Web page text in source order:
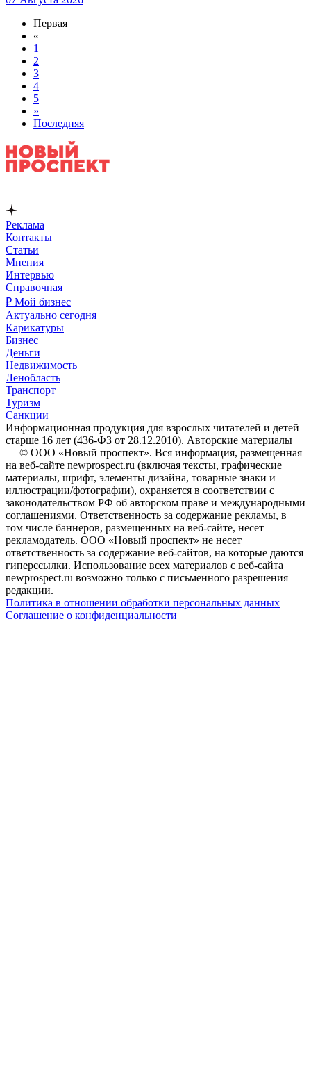
Первая
«
1
2
3
4
5
»
Последняя
Реклама
Контакты
Статьи
Мнения
Интервью
Справочная
₽ Мой бизнес
Актуально сегодня
Карикатуры
Бизнес
Деньги
Недвижимость
Ленобласть
Транспорт
Туризм
Санкции
Информационная продукция для взрослых читателей и детей
старше 16 лет (436-ФЗ от 28.12.2010). Авторские материалы
— © ООО «Новый проспект». Вся информация, размещенная
на веб-сайте newprospect.ru (включая тексты, графические
материалы, шрифт, элементы дизайна, товарные знаки и
иллюстрации/фотографии), охраняется в соответствии с
законодательством РФ об авторском праве и международными
соглашениями. Ответственность за содержание рекламы, в
том числе баннеров, размещенных на веб-сайте, несет
рекламодатель. ООО «Новый проспект» не несет
ответственность за содержание веб-сайтов, на которые даются
гиперссылки. Использование всех материалов с веб-сайта
newprospect.ru возможно только с письменного разрешения
редакции.
Политика в отношении обработки персональных данных
Соглашение о конфиденциальности